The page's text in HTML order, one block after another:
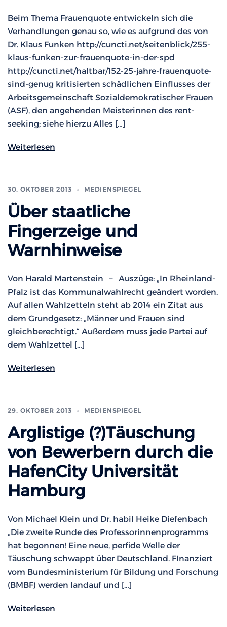
Beim Thema Frauenquote entwickeln sich die
Verhandlungen genau so, wie es aufgrund des von
Dr. Klaus Funken http://cuncti.net/seitenblick/255-
klaus-funken-zur-frauenquote-in-der-spd
http://cuncti.net/haltbar/152-25-jahre-frauenquote-
sind-genug kritisierten schädlichen Einflusses der
Arbeitsgemeinschaft Sozialdemokratischer Frauen
(ASF), den angehenden Meisterinnen des rent-
seeking; siehe hierzu Alles […]
Weiterlesen
30. OKTOBER 2013 MEDIENSPIEGEL
Über staatliche
Fingerzeige und
Warnhinweise
Von Harald Martenstein – Auszüge: „In Rheinland-
Pfalz ist das Kommunalwahlrecht geändert worden.
Auf allen Wahlzetteln steht ab 2014 ein Zitat aus
dem Grundgesetz: „Männer und Frauen sind
gleichberechtigt.“ Außerdem muss jede Partei auf
dem Wahlzettel […]
Weiterlesen
29. OKTOBER 2013 MEDIENSPIEGEL
Arglistige (?)Täuschung
von Bewerbern durch die
HafenCity Universität
Hamburg
Von Michael Klein und Dr. habil Heike Diefenbach
„Die zweite Runde des Professorinnenprogramms
hat begonnen! Eine neue, perfide Welle der
Täuschung schwappt über Deutschland. FInanziert
vom Bundesministerium für Bildung und Forschung
(BMBF) werden landauf und […]
Weiterlesen